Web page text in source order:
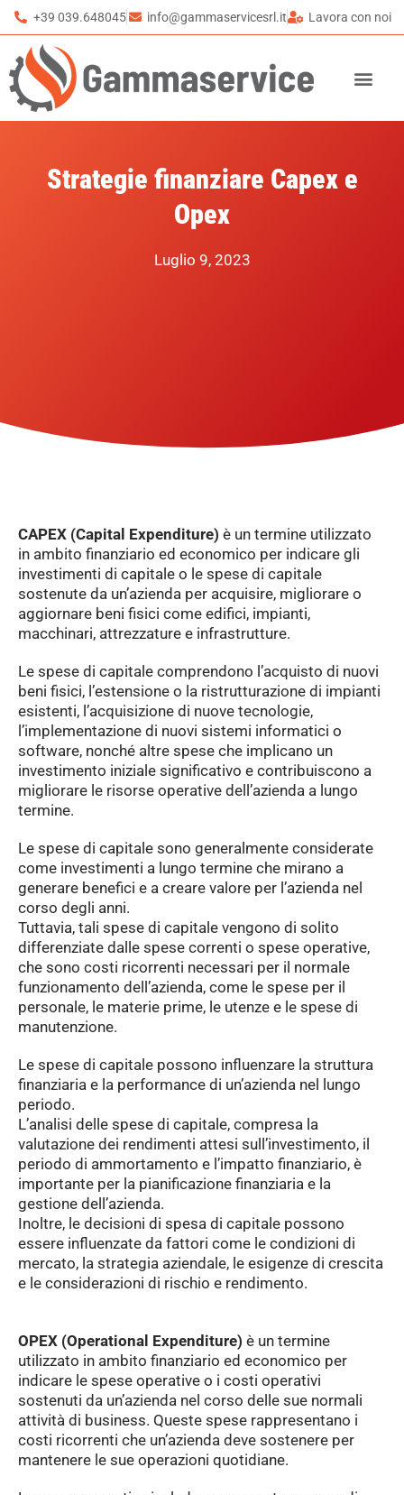
+39 039.648045 info@gammaservicesrl.it Lavora con noi
Strategie finanziare Capex e
Opex
Luglio 9, 2023
CAPEX (Capital Expenditure) è un termine utilizzato
in ambito finanziario ed economico per indicare gli
investimenti di capitale o le spese di capitale
sostenute da un’azienda per acquisire, migliorare o
aggiornare beni fisici come edifici, impianti,
macchinari, attrezzature e infrastrutture.
Le spese di capitale comprendono l’acquisto di nuovi
beni fisici, l’estensione o la ristrutturazione di impianti
esistenti, l’acquisizione di nuove tecnologie,
l’implementazione di nuovi sistemi informatici o
software, nonché altre spese che implicano un
investimento iniziale significativo e contribuiscono a
migliorare le risorse operative dell’azienda a lungo
termine.
Le spese di capitale sono generalmente considerate
come investimenti a lungo termine che mirano a
generare benefici e a creare valore per l’azienda nel
corso degli anni.
Tuttavia, tali spese di capitale vengono di solito
differenziate dalle spese correnti o spese operative,
che sono costi ricorrenti necessari per il normale
funzionamento dell’azienda, come le spese per il
personale, le materie prime, le utenze e le spese di
manutenzione.
Le spese di capitale possono influenzare la struttura
finanziaria e la performance di un’azienda nel lungo
periodo.
L’analisi delle spese di capitale, compresa la
valutazione dei rendimenti attesi sull’investimento, il
periodo di ammortamento e l’impatto finanziario, è
importante per la pianificazione finanziaria e la
gestione dell’azienda.
Inoltre, le decisioni di spesa di capitale possono
essere influenzate da fattori come le condizioni di
mercato, la strategia aziendale, le esigenze di crescita
e le considerazioni di rischio e rendimento.
OPEX (Operational Expenditure) è un termine
utilizzato in ambito finanziario ed economico per
indicare le spese operative o i costi operativi
sostenuti da un’azienda nel corso delle sue normali
attività di business. Queste spese rappresentano i
costi ricorrenti che un’azienda deve sostenere per
mantenere le sue operazioni quotidiane.